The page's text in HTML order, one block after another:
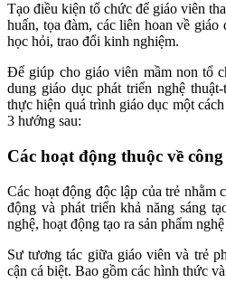
Tạo điều kiện tổ chức để giáo viên
huấn, tọa đàm, các liên hoan về
học hỏi, trao đổi kinh nghiệm.
Để giúp cho giáo viên mầm non tổ
dung giáo dục phát triển nghệ
thực hiện quá trình giáo dục một
3 hướng sau:
Các hoạt động thuộc về
Các hoạt động độc lập của trẻ nhằm
động và phát triển khả năng sáng
nghệ, hoạt động tạo ra sản phẩm
Sư tương tác giữa giáo viên và trẻ
cận cá biệt. Bao gồm các hình thức